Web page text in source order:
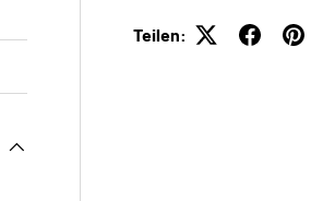
Teilen: